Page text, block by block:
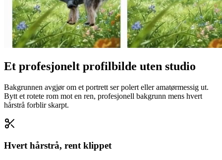
Et profesjonelt profilbilde uten studio
Bakgrunnen avgjør om et portrett ser polert eller amatørmessig ut.
Bytt et rotete rom mot en ren, profesjonell bakgrunn mens hvert
hårstrå forblir skarpt.
Hvert hårstrå, rent klippet